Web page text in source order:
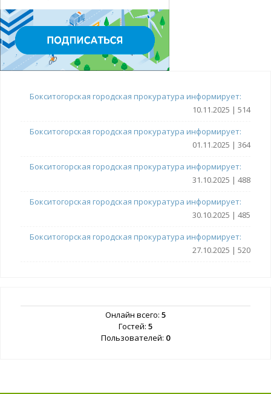
Бокситогорская городская прокуратура информирует:
10.11.2025 | 514
Бокситогорская городская прокуратура информирует:
01.11.2025 | 364
Бокситогорская городская прокуратура информирует:
31.10.2025 | 488
Бокситогорская городская прокуратура информирует:
30.10.2025 | 485
Бокситогорская городская прокуратура информирует:
27.10.2025 | 520
Онлайн всего: 5
Гостей: 5
Пользователей: 0